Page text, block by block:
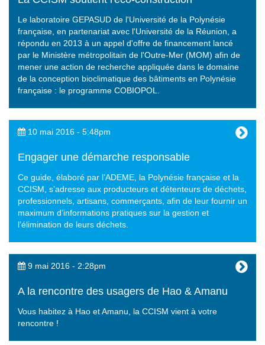
Le laboratoire GEPASUD de l'Université de la Polynésie
française, en partenariat avec l'Université de la Réunion, a
répondu en 2013 à un appel d'offre de financement lancé
par le Ministère métropolitain de l'Outre-Mer (MOM) afin de
mener une action de recherche appliquée dans le domaine
de la conception bioclimatique des bâtiments en Polynésie
française : le programme COBIOPOL.
10 mai 2016 - 5:48pm
Engager une démarche responsable
Ce guide, élaboré par l’ADEME, la Polynésie française et la
CCISM, s’adresse aux producteurs et détenteurs de déchets,
professionnels, artisans, commerçants, afin de leur fournir un
maximum d’informations pratiques sur la gestion et
l’élimination de leurs déchets.
9 mai 2016 - 2:28pm
A la rencontre des usagers de Hao & Amanu
Vous habitez à Hao et Amanu, la CCISM vient à votre
rencontre !